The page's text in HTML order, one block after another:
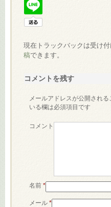
現在トラックバックは受け付
稿できます。
コメントを残す
メールアドレスが公開される
いる欄は必須項目です
コメント
名前*
メール*